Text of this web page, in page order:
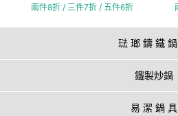
兩件8折 / 三件7折 / 五件6折
琺 瑯 鑄 鐵
鐵製炒鍋
易 潔 鍋 具